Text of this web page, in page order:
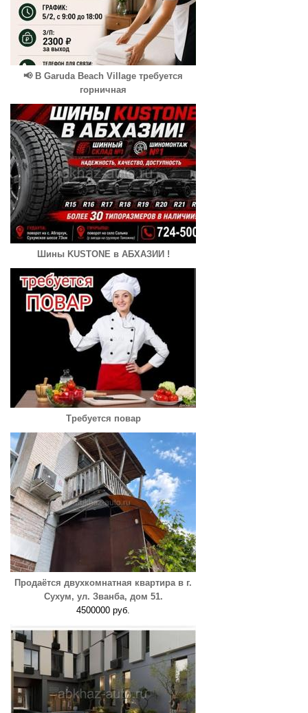
📢 В Garuda Beach Village требуется
горничная
Шины KUSTONE в АБХАЗИИ !
Требуется повар
Продаётся двухкомнатная квартира в г.
Сухум, ул. Званба, дом 51.
4500000 руб.